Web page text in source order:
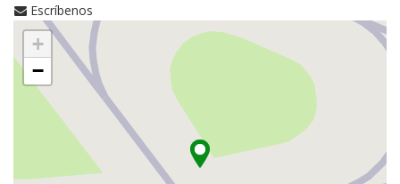
Escríbenos
+
−